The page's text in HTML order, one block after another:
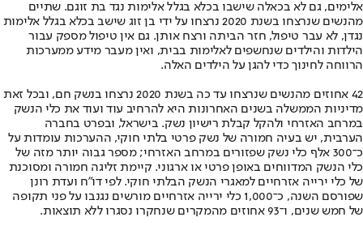
אלימים, גם לא בכאלה שישבו בכלא בגלל אלימות נגד בת זוגם. שתיים
מהנשים שנרצחו בשנת 2020 נרצחו על ידי בן זוג שישב בכלא בגלל אלימות
נגדן, לא עבר טיפול, חזר הביתה ורצח אותן. גם אין טיפול מספק עבור
הילדות והילדים שנחשפים לאלימות בבית, ואין מעבר מידע ממערכות
הרווחה לחינוך כדי להגן על הילדים האלה.
42 אחוזים מהנשים שנרצחו עד כה בשנת 2020 נרצחו בנשק חם, ובכל זאת
מדיניות הממשלה בשנים האחרונות היא להרחיב עוד ועוד את כלי הנשק
במרחב האזרחי ולהקל קבלת רישיון נשק. בישראל, ובפרט בחברה
הערבית, יש בעיה חמורה של נשק פרטי בלתי חוקי, ההערכות עומדות על
כ־300 אלף כלי נשק שפזורים במרחב האזרחי; מספר גבוה יותר מזה של
כלי הנשק המדווחים באופן פרטי או ארגוני. קיימת זליגה חמורה ומסוכנת
של כלי ירייה אזרחיים למאגרי הנשק הבלתי חוקי. לפי דו"ח ועדת רונן
שפורסם השנה, כ־1,000 כלי ירייה אזרחיים מורשים נגנבו על פני תקופה
של חמש שנים, ו־93 אחוזים מהמקרים שנחקרו נסגרו ללא תוצאות.